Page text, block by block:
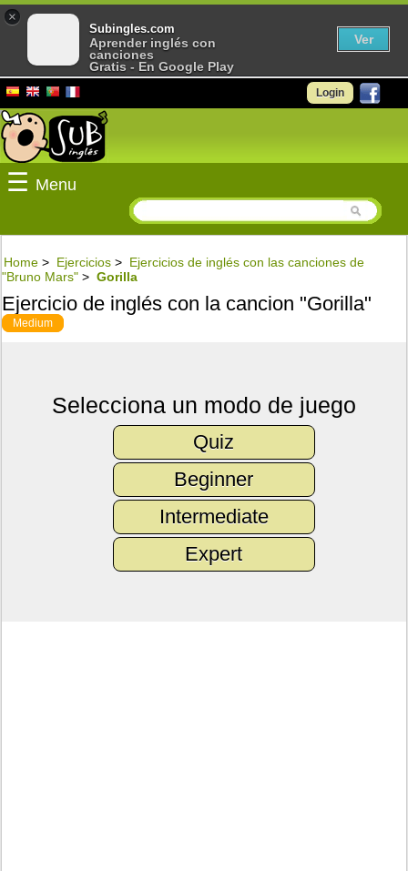
Login
☰ Menu
Home > Ejercicios > Ejercicios de inglés con las canciones de
"Bruno Mars" > Gorilla
Ejercicio de inglés con la cancion "Gorilla"
Medium
Selecciona un modo de juego
Quiz
Beginner
Intermediate
Expert
×
Subingles.com
Aprender inglés con
canciones
Gratis - En Google Play
Ver